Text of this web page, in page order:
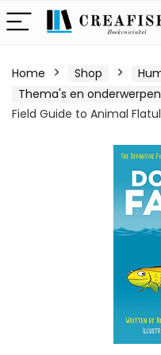
Home Shop
Thema's en onderwerpen
Field Guide to Animal